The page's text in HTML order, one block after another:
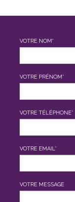
VOTRE NOM*
VOTRE PRÉNOM*
VOTRE TÉLÉPHONE*
VOTRE EMAIL*
VOTRE MESSAGE